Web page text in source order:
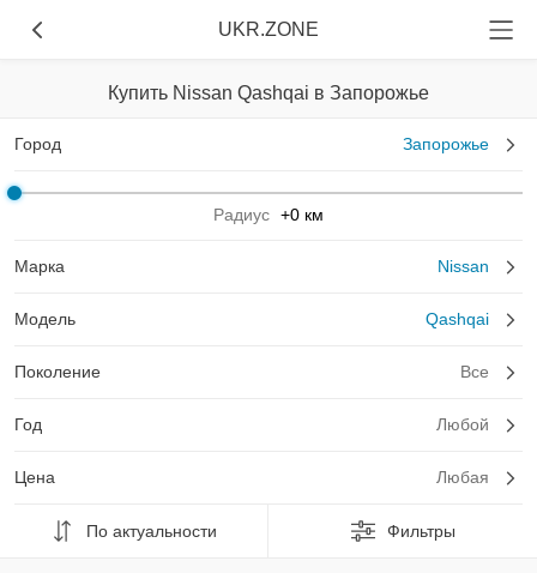
UKR.ZONE
Купить Nissan Qashqai в Запорожье
Город Запорожье
Радиус +0 км
Марка Nissan
Модель Qashqai
Поколение Все
Год Любой
Цена Любая
По актуальности Фильтры